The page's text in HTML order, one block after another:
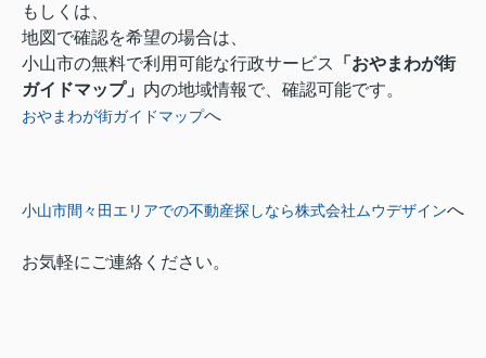
もしくは、
地図で確認を希望の場合は、
小山市の無料で利用可能な行政サービス
「おやまわが街
ガイドマップ」 内の地域情報で、確認可能です。
おやまわが街ガイドマップへ
小山市間々田エリアでの不動産探しなら株式会社ムウデザインへ
お気軽にご連絡ください。